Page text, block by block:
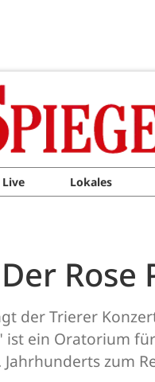
Live Lokales
Rose
der Trierer
ein Oratorium
zum